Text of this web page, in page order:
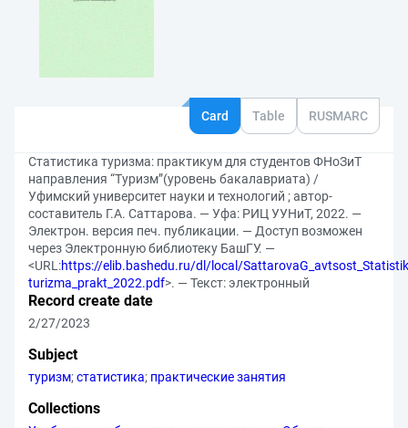
Card Table RUSMARC
Статистика туризма: практикум для студентов ФНоЗиТ
направления “Туризм”(уровень бакалавриата) /
Уфимский университет науки и технологий ; автор-
составитель Г.А. Саттарова. — Уфа: РИЦ УУНиТ, 2022. —
Электрон. версия печ. публикации. — Доступ возможен
через Электронную библиотеку БашГУ. —
<URL:https://elib.bashedu.ru/dl/local/
turizma_prakt_2022.pdf>. — Текст: электронный
Record create date
2/27/2023
Subject
туризм;статистика; практические занятия
Collections